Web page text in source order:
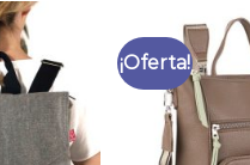
¡Oferta!